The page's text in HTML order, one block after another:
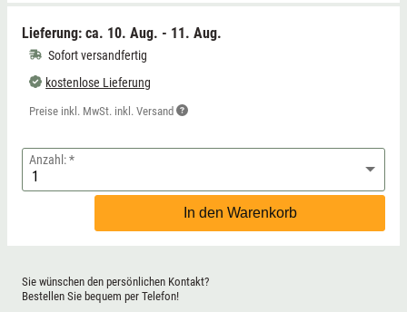
Lieferung: ca. 10. Aug. - 11. Aug.
Sofort versandfertig
kostenlose Lieferung
Preise inkl. MwSt. inkl. Versand
Anzahl:
In den Warenkorb
Sie wünschen den persönlichen Kontakt?
Bestellen Sie bequem per Telefon!
Thüringen